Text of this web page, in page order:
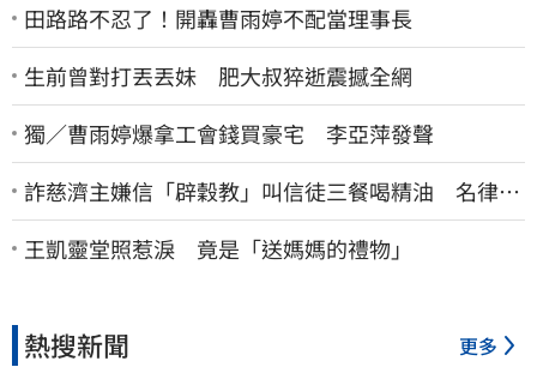
田路路不忍了！開轟曹雨婷不配當理事長
生前曾對打丟丟妹 肥大叔猝逝震撼全網
獨／曹雨婷爆拿工會錢買豪宅 李亞萍發聲
詐慈濟主嫌信「辟穀教」叫信徒三餐喝精油 名律乾
女兒卻吃鮑魚喝紅酒
王凱靈堂照惹淚 竟是「送媽媽的禮物」
熱搜新聞 更多